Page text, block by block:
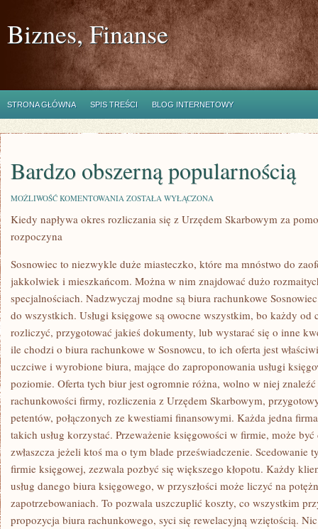
Biznes, Finanse
STRONA GŁÓWNA SPIS TREŚCI BLOG INTERNETOWY
Bardzo obszerną popularnością
MOŻLIWOŚĆ KOMENTOWANIA BARDZO
POPULARNOŚCIĄ
ZOSTAŁA WYŁĄCZONA
Kiedy napływa okres rozliczania się z Urzędem Skarbowym za
rozpoczyna
Sosnowiec to niezwykle duże miasteczko, które ma mnóstwo do
jakkolwiek i mieszkańcom. Można w nim znajdować dużo
specjalnościach. Nadzwyczaj modne są biura rachunkowe
do wszystkich. Usługi księgowe są owocne wszystkim, bo każdy od
rozliczyć, przygotować jakieś dokumenty, lub wystarać się o inne
ile chodzi o biura rachunkowe w Sosnowcu, to ich oferta jest
uczciwe i wyrobione biura, mające do zaproponowania usługi
poziomie. Oferta tych biur jest ogromnie różna, wolno w niej znaleźć
rachunkowości firmy, rozliczenia z Urzędem Skarbowym,
petentów, połączonych ze kwestiami finansowymi. Każda jedna
takich usług korzystać. Przeważenie księgowości w firmie, może
zwłaszcza jeżeli ktoś ma o tym blade przeświadczenie. Scedowanie
firmie księgowej, zezwala pozbyć się większego kłopotu. Każdy
usług danego biura księgowego, w przyszłości może liczyć na
zapotrzebowaniach. To pozwala uszczuplić koszty, co wszystkim
propozycja biura rachunkowego, syci się rewelacyjną wziętością.